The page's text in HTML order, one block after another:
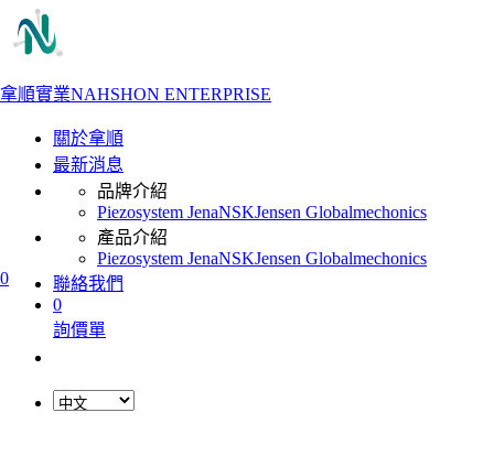
拿順實業NAHSHON ENTERPRISE
0
關於拿順
最新消息
品牌介紹
Piezosystem JenaNSKJensen Globalmechonics
產品介紹
Piezosystem JenaNSKJensen Globalmechonics
聯絡我們
0
詢價單